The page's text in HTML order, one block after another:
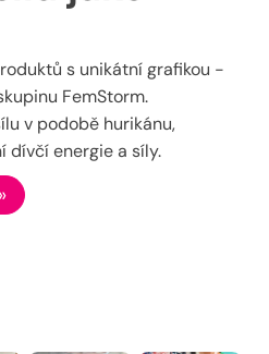
s unikátní grafikou -
FemStorm.
v podobě hurikánu,
dívčí energie a síly.